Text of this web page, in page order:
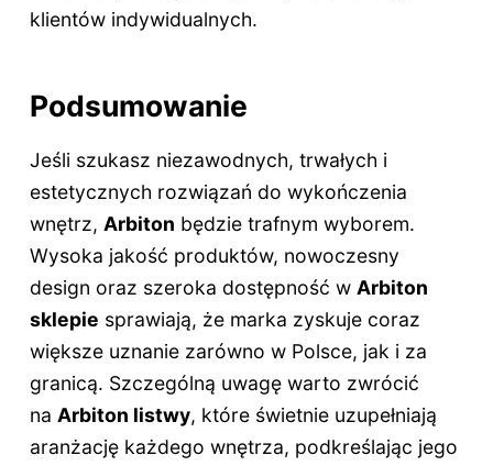
klientów indywidualnych.
Podsumowanie
Jeśli szukasz niezawodnych, trwałych i
estetycznych rozwiązań do wykończenia
wnętrz, Arbiton będzie trafnym wyborem.
Wysoka jakość produktów, nowoczesny
design oraz szeroka dostępność w Arbiton
sklepie sprawiają, że marka zyskuje coraz
większe uznanie zarówno w Polsce, jak i za
granicą. Szczególną uwagę warto zwrócić
na Arbiton listwy, które świetnie uzupełniają
aranżację każdego wnętrza, podkreślając jego